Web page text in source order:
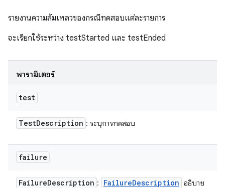
รายงานความล้มเหลวของกรณีทดสอบแต่ละรายการ
จะเรียกใช้ระหว่าง testStarted และ testEnded
พารามิเตอร์
test
TestDescription : ระบุการทดสอบ
failure
FailureDescription : FailureDescription อธิบาย